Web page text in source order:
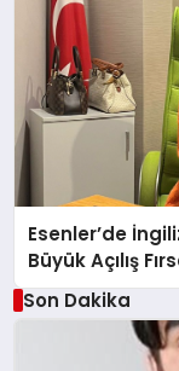
Esenler’de
Büyük Açılış
Son Dakika